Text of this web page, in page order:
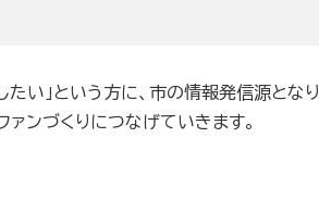
たい」という方に、市の情報発信源となり
ンづくりにつなげていきます。